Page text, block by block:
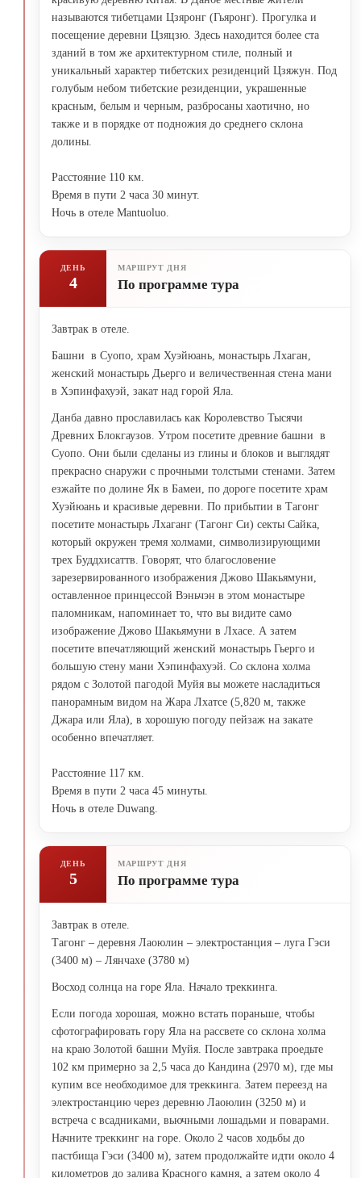
называются тибетцами Цзяронг (Гьяронг). Прогулка и
посещение деревни Цзяцзю. Здесь находится более ста
зданий в том же архитектурном стиле, полный и
уникальный характер тибетских резиденций Цзяжун. Под
голубым небом тибетские резиденции, украшенные
красным, белым и черным, разбросаны хаотично, но
также и в порядке от подножия до среднего склона
долины.
Расстояние 110 км.
Время в пути 2 часа 30 минут.
Ночь в отеле Mantuoluo.
ДЕНЬ
4
МАРШРУТ ДНЯ
По программе тура
Завтрак в отеле.
Башни в Суопо, храм Хуэйюань, монастырь Лхаган,
женский монастырь Дьерго и величественная стена мани
в Хэпинфахуэй, закат над горой Яла.
Данба давно прославилась как Королевство Тысячи
Древних Блокгаузов. Утром посетите древние башни в
Суопо. Они были сделаны из глины и блоков и выглядят
прекрасно снаружи с прочными толстыми стенами. Затем
езжайте по долине Як в Бамеи, по дороге посетите храм
Хуэйюань и красивые деревни. По прибытии в Тагонг
посетите монастырь Лхаганг (Тагонг Си) секты Сайка,
который окружен тремя холмами, символизирующими
трех Буддхисаттв. Говорят, что благословение
зарезервированного изображения Джово Шакьямуни,
оставленное принцессой Вэньчэн в этом монастыре
паломникам, напоминает то, что вы видите само
изображение Джово Шакьямуни в Лхасе. А затем
посетите впечатляющий женский монастырь Гьерго и
большую стену мани Хэпинфахуэй. Со склона холма
рядом с Золотой пагодой Муйя вы можете насладиться
панорамным видом на Жара Лхатсе (5,820 м, также
Джара или Яла), в хорошую погоду пейзаж на закате
особенно впечатляет.
Расстояние 117 км.
Время в пути 2 часа 45 минуты.
Ночь в отеле Duwang.
ДЕНЬ
5
МАРШРУТ ДНЯ
По программе тура
Завтрак в отеле.
Тагонг – деревня Лаоюлин – электростанция – луга Гэси
(3400 м) – Лянчахе (3780 м)
Восход солнца на горе Яла. Начало треккинга.
Если погода хорошая, можно встать пораньше, чтобы
сфотографировать гору Яла на рассвете со склона холма
на краю Золотой башни Муйя. После завтрака проедьте
102 км примерно за 2,5 часа до Кандина (2970 м), где мы
купим все необходимое для треккинга. Затем переезд на
электростанцию ​​через деревню Лаоюлин (3250 м) и
встреча с всадниками, вьючными лошадьми и поварами.
Начните треккинг на горе. Около 2 часов ходьбы до
пастбища Гэси (3400 м), затем продолжайте идти около 4
километров до залива Красного камня, а затем около 4